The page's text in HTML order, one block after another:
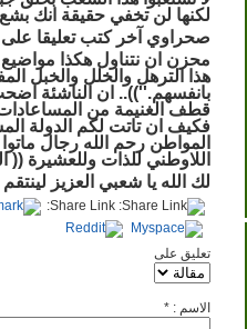
لكنها لن تخفي حقيقة انك
صحراوي آخر كتب تعليقا
محزن ان نتناول هكذا
هذا الترهل والخلل والخبل
بانفسهم.'')).. ان الناشئة
قطف الغنيمة من
فكيف ان تاتت لكم الدولة
المواطن رحم الله رجال
اللاوطني للذات وللعشيرة ((
لك الله يا شعبي العزيز
تعليق على
الاسم : *